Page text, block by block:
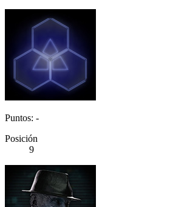
Puntos: -
Posición
9